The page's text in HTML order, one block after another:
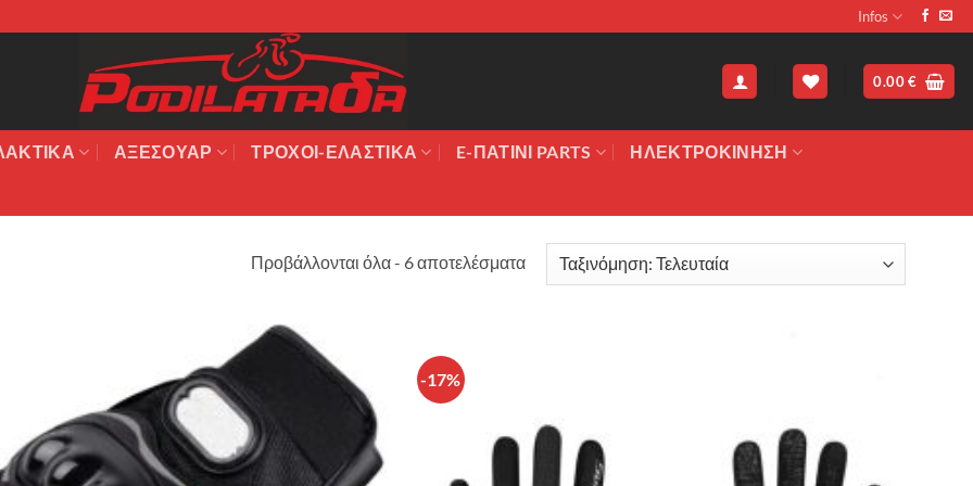
Infos
0.00€
ΑΞΕΣΟΥΆΡ ΤΡΟΧΟΙ-ΕΛΑΣΤΙΚΑ E-ΠΑΤΙΝΙ PARTS ΗΛΕΚΤΡΟΚΙΝΗΣΗ
Προβάλλονται όλα - 6 αποτελέσματαSorted
Πρόσθήκη
στην λίστα
επιθυμιών
-17%